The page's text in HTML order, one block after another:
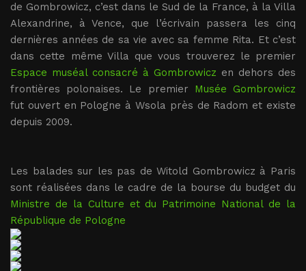
de Gombrowicz, c’est dans le Sud de la France, à la Villa
Alexandrine, à Vence, que l’écrivain passera les cinq
dernières années de sa vie avec sa femme Rita. Et c’est
dans cette même Villa que vous trouverez le premier
Espace muséal consacré à Gombrowicz en dehors des
frontières polonaises. Le premier Musée Gombrowicz
fut ouvert en Pologne à Wsola près de Radom et existe
depuis 2009.
Les balades sur les pas de Witold Gombrowicz à Paris
sont réalisées dans le cadre de la bourse du budget du
Ministre de la Culture et du Patrimoine National de la
République de Pologne